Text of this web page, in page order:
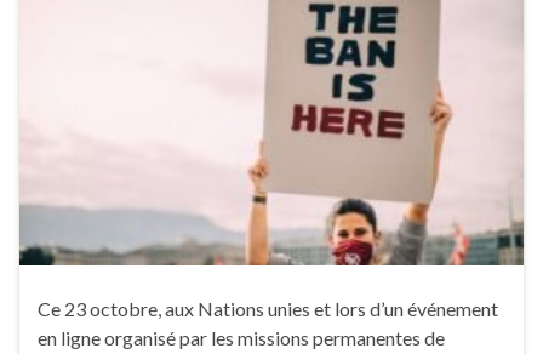
Ce 23 octobre, aux Nations unies et lors d’un événement
en ligne organisé par les missions permanentes de